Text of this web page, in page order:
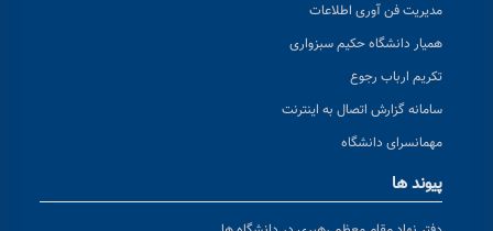
مدیریت فن آوری اطلاعات
همیار دانشگاه حکیم سبزواری
تکریم ارباب رجوع
سامانه گزارش اتصال به اینترنت
مهمانسرای دانشگاه
پیوند ها